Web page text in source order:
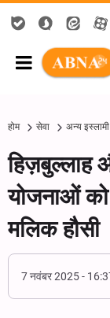
होम सेवा अन्य
हिज़बुल्लाह
योजनाओं
मलिक हौसी
7 नवंबर 2025 -